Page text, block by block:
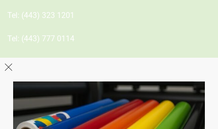
Tel: (443) 323 1201
Tel: (443) 777 0114
León
Sucursal